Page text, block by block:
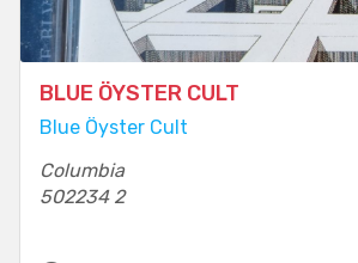
BLUE ÖYSTER CULT
Blue Öyster Cult
Columbia
502234 2